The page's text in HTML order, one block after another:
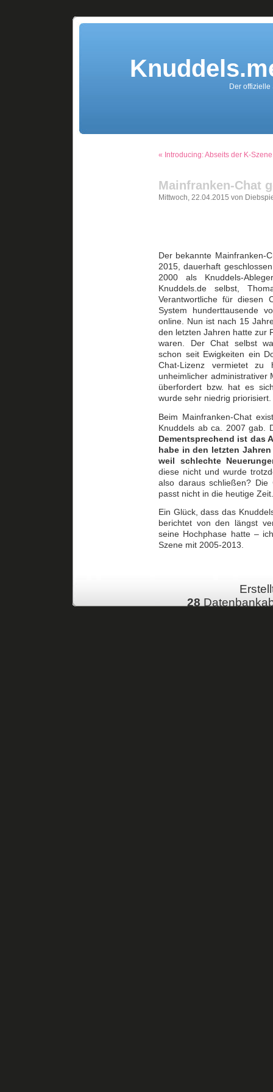
Der
« Introducing: Abseits der K-Szene
Mainfranken-Chat
Mittwoch, 22.04.2015 von
Der bekannte Mainfranken-
2015, dauerhaft
2000 als Knuddels-
Knuddels.de selbst,
Verantwortliche für diesen
System hunderttausende
online. Nun ist nach 15
den letzten Jahren hatte zur
waren. Der Chat selbst
schon seit Ewigkeiten ein
Chat-Lizenz vermietet
unheimlicher administrativer
überfordert bzw. hat es
wurde sehr niedrig priorisiert.
Beim Mainfranken-Chat
Knuddels ab ca. 2007 gab.
Dementsprechend ist das
habe in den letzten
weil schlechte
diese nicht und wurde
also daraus schließen?
passt nicht in die heutige Zeit.
Ein Glück, dass das
berichtet von den längst
seine Hochphase hatte –
Szene mit 2005-2013.
28